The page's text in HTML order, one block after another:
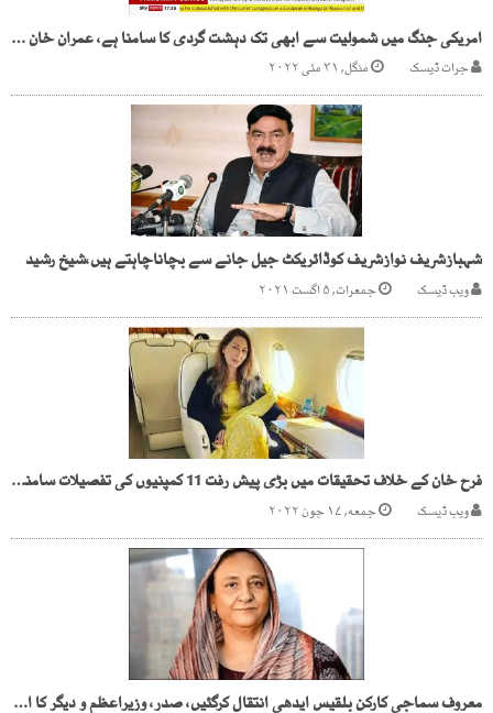
امریکی جنگ میں شمولیت سے ابھی تک دہشت گردی کا سامنا ہے، عمران خان کا برطانوی چینل کو انٹرویو
جرات ڈیسک منگل, ۳۱ مئی ۲۰۲۲
شہبازشریف نوازشریف کوڈائریکٹ جیل جانے سے بچاناچاہتے ہیں،شیخ رشید
ویب ڈیسک جمعرات, ۵ اگست ۲۰۲۱
فرح خان کے خلاف تحقیقات میں بڑی پیش رفت 11 کمپنیوں کی تفصیلات سامنے آگئیں
ویب ڈیسک جمعه, ۱۷ جون ۲۰۲۲
معروف سماجی کارکن بلقیس ایدھی انتقال کرگئیں، صدر، وزیراعظم و دیگر کا اظہار افسوس